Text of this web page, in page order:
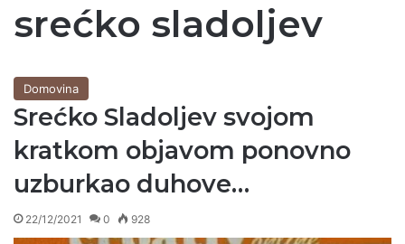
srećko sladoljev
Domovina
Srećko Sladoljev svojom
kratkom objavom ponovno
uzburkao duhove…
22/12/2021 0 928